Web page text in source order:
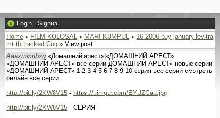
Login · Signup
Home » FILM KOLOSAL » MARI KUMPUL » 16 2006 buy january levitra
mt tb tracked Cog » View post
Aaazmmnbzq «Домашний арест»|«ДОМАШНИЙ АРЕСТ»
«ДОМАШНИЙ АРЕСТ» все серии ДОМАШНИЙ АРЕСТ» новые серии
«ДОМАШНИЙ АРЕСТ» 1 2 3 4 5 6 7 8 9 10 серия все серии смотреть
онлайн все серии.
http://bit.ly/2KW8V15 - https://i.imgur.com/EYUZCau.jpg
http://bit.ly/2KW8V15 - СЕРИЯ